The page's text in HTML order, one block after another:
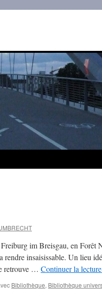
im Breisgau, en Forêt
rendre insaisissable. Un lieu
retrouve … Continuer la lecture
Bibliothèque, Bibliothèque